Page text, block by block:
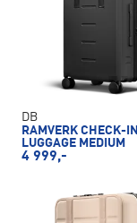
DB
RAMVERK CHECK-IN
LUGGAGE MEDIUM
4 999,-